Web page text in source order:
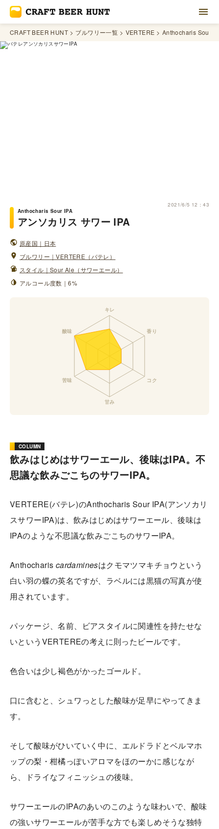
CRAFT BEER HUNT ブルワリー一覧 VERTERE Anthocharis Sour
2021/6/5 12：43
Anthocharis Sour IPA
アンソカリス サワー IPA
原産国｜日本
ブルワリー｜VERTERE（バテレ）
スタイル｜Sour Ale（サワーエール）
アルコール度数｜6%
COLUMN
飲みはじめはサワーエール、後味はIPA。不
思議な飲みごこちのサワーIPA。
VERTERE(バテレ)のAnthocharis Sour IPA(アンソカリ
スサワーIPA)は、飲みはじめはサワーエール、後味は
IPAのような不思議な飲みごこちのサワーIPA。
Anthocharis cardaminesはクモマツマキチョウという
白い羽の蝶の英名ですが、ラベルには黒猫の写真が使
用されています。
パッケージ、名前、ビアスタイルに関連性を持たせな
いというVERTEREの考えに則ったビールです。
色合いは少し褐色がかったゴールド。
口に含むと、シュワっとした酸味が足早にやってきま
す。
そして酸味がひいていく中に、エルドラドとベルマホ
ップの梨・柑橘っぽいアロマをほのーかに感じなが
ら、ドライなフィニッシュの後味。
サワーエールのIPAのあいのこのような味わいで、酸味
の強いサワーエールが苦手な方でも楽しめそうな独特